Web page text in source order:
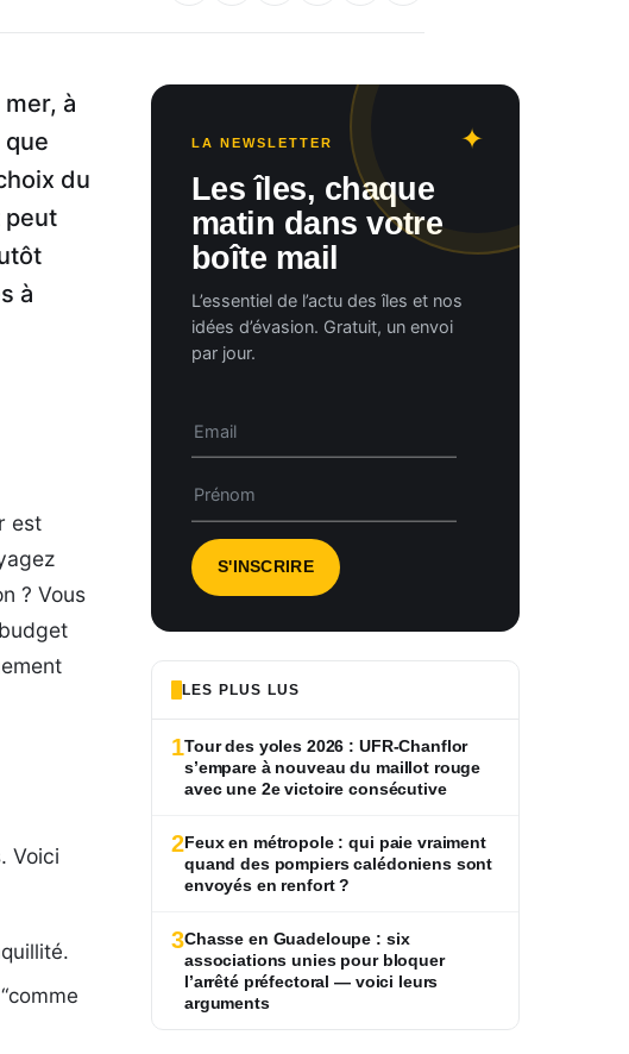
à
du
peut
à
est
? Vous
Voici
LA NEWSLETTER
Les îles, chaque
matin dans votre
boîte mail
L’essentiel de l’actu des îles et nos
idées d’évasion. Gratuit, un envoi
par jour.
LES PLUS LUS
1Tour des yoles 2026 : UFR-Chanflor
s’empare à nouveau du maillot rouge
avec une 2e victoire consécutive
2Feux en métropole : qui paie vraiment
quand des pompiers calédoniens sont
envoyés en renfort ?
3Chasse en Guadeloupe : six
associations unies pour bloquer
l’arrêté préfectoral — voici leurs
arguments